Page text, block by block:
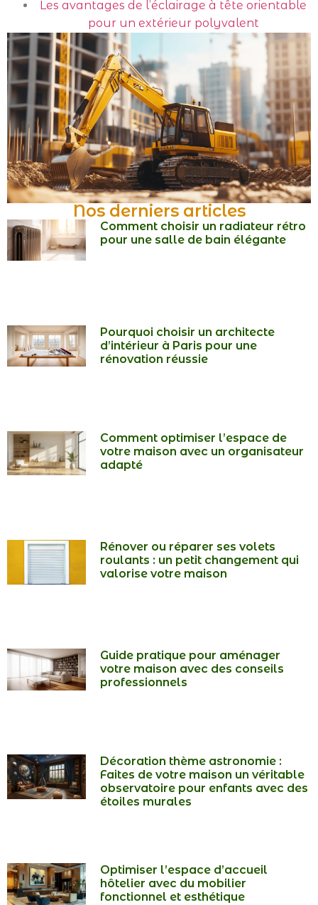
Nos derniers articles
Comment choisir un radiateur rétro
pour une salle de bain élégante
Pourquoi choisir un architecte
d’intérieur à Paris pour une
rénovation réussie
Comment optimiser l’espace de
votre maison avec un organisateur
adapté
Rénover ou réparer ses volets
roulants : un petit changement qui
valorise votre maison
Guide pratique pour aménager
votre maison avec des conseils
professionnels
Décoration thème astronomie :
Faites de votre maison un véritable
observatoire pour enfants avec des
étoiles murales
Optimiser l’espace d’accueil
hôtelier avec du mobilier
fonctionnel et esthétique
Les avantages de l’éclairage à tête orientable
pour un extérieur polyvalent